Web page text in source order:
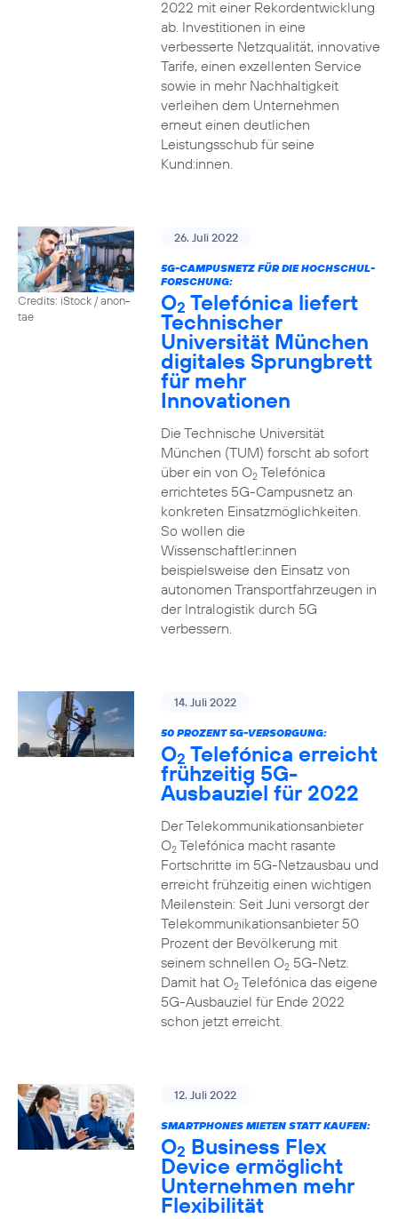
2022 mit einer Rekordentwicklung
ab. Investitionen in eine
verbesserte Netzqualität, innovative
Tarife, einen exzellenten Service
sowie in mehr Nachhaltigkeit
verleihen dem Unternehmen
erneut einen deutlichen
Leistungsschub für seine
Kund:innen.
Credits: iStock / anon-
tae
26. Juli 2022
5G-CAMPUSNETZ FÜR DIE HOCHSCHUL-
FORSCHUNG:
O2 Telefónica liefert
Technischer
Universität München
digitales Sprungbrett
für mehr
Innovationen
Die Technische Universität
München (TUM) forscht ab sofort
über ein von O2Telefónica
errichtetes 5G-Campusnetz an
konkreten Einsatzmöglichkeiten.
So wollen die
Wissenschaftler:innen
beispielsweise den Einsatz von
autonomen Transportfahrzeugen in
der Intralogistik durch 5G
verbessern.
14. Juli 2022
50 PROZENT 5G-VERSORGUNG:
O2 Telefónica erreicht
frühzeitig 5G-
Ausbauziel für 2022
Der Telekommunikationsanbieter
O2Telefónica macht rasante
Fortschritte im 5G-Netzausbau und
erreicht frühzeitig einen wichtigen
Meilenstein: Seit Juni versorgt der
Telekommunikationsanbieter 50
Prozent der Bevölkerung mit
seinem schnellen O25G-Netz.
Damit hat O2Telefónica das eigene
5G-Ausbauziel für Ende 2022
schon jetzt erreicht.
12. Juli 2022
SMARTPHONES MIETEN STATT KAUFEN:
O2 Business Flex
Device ermöglicht
Unternehmen mehr
Flexibilität